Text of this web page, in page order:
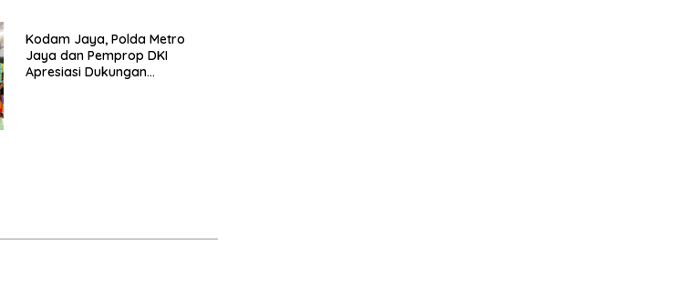
Kodam Jaya, Polda Metro
Jaya dan Pemprop DKI
Apresiasi Dukungan